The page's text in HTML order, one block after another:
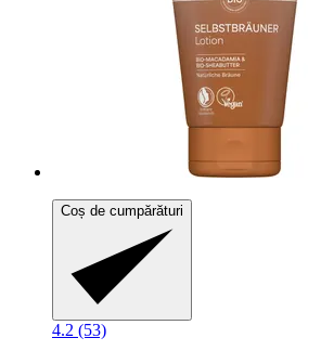
Coș de cumpărături
4.2 (53)